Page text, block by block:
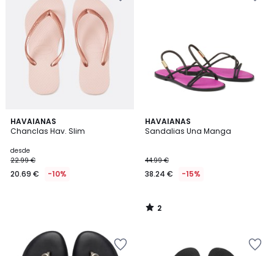
HAVAIANAS
Chanclas Hav. Slim
desde
22.99 €
20.69 € -10%
HAVAIANAS
Sandalias Una Manga
44.99 €
38.24 € -15%
2
/
2
/